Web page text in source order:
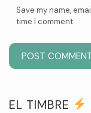
Save my name,
time I comment.
EL TIMBRE